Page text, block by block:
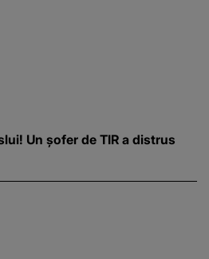
Un șofer de TIR a distrus